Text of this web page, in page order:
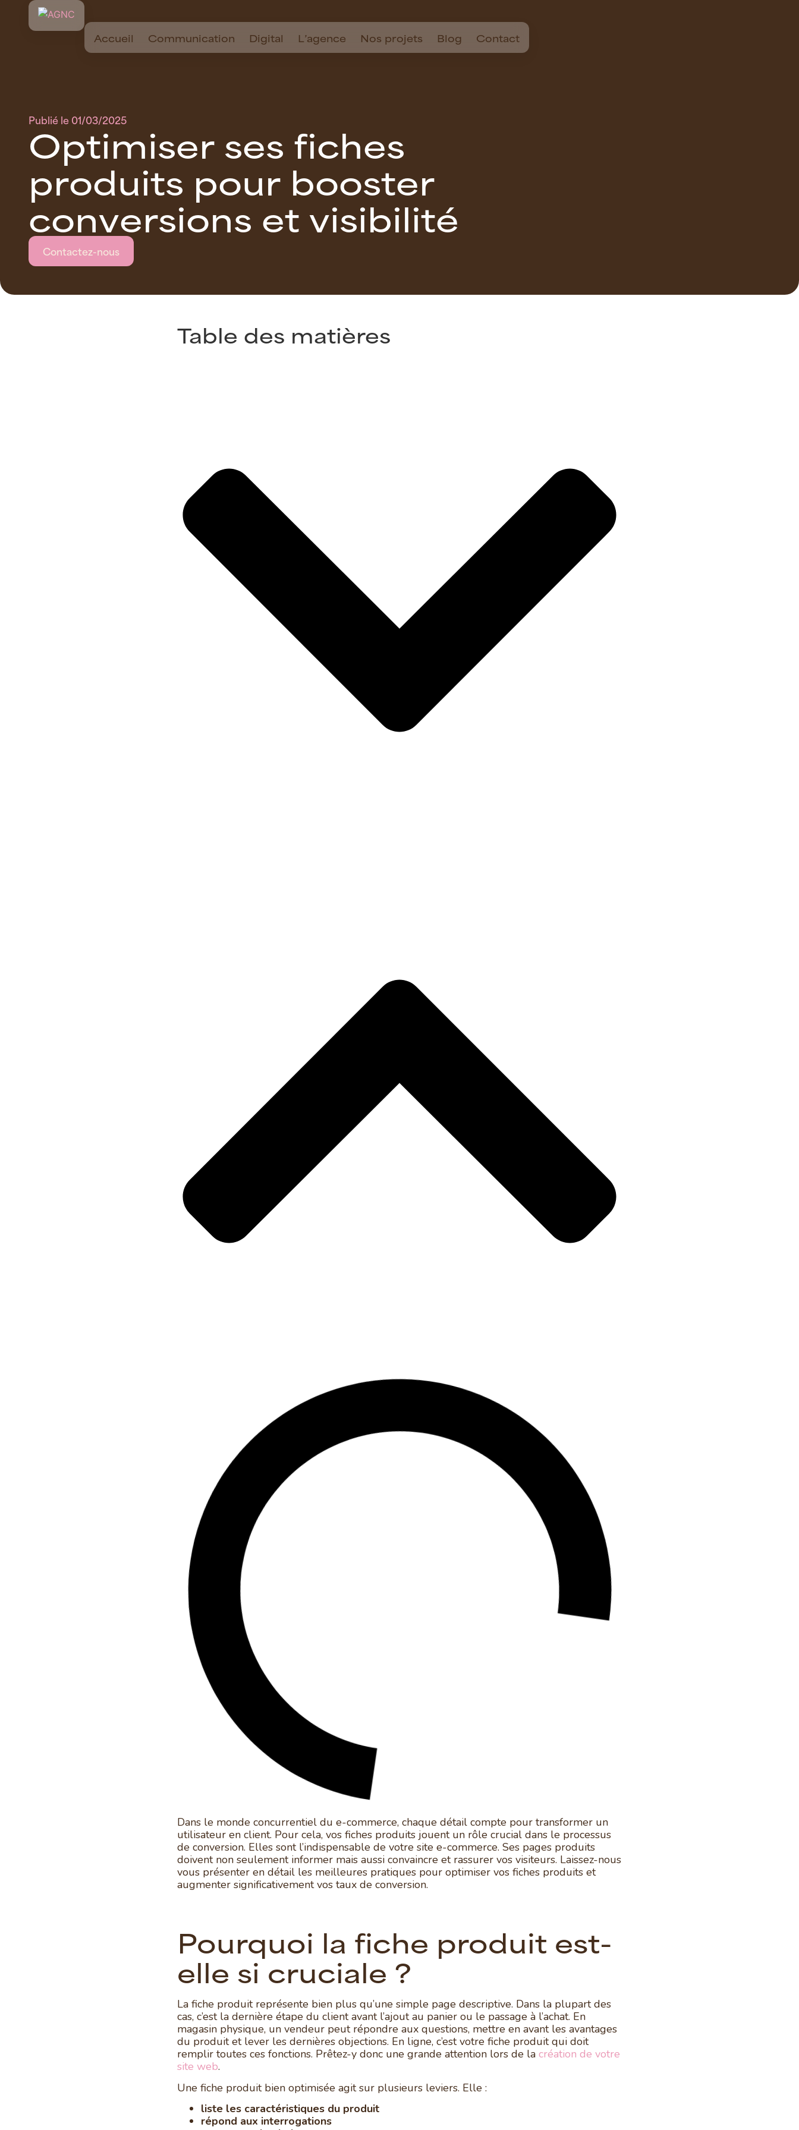
Accueil Communication Digital L’agence Nos projets Blog Contact
Publié le01/03/2025
Optimiser ses fiches
produits pour booster
conversions et visibilité
Contactez-nous
Table des matières
Dans le monde concurrentiel du e-commerce, chaque détail compte pour transformer un
utilisateur en client. Pour cela, vos fiches produits jouent un rôle crucial dans le processus
de conversion. Elles sont l’indispensable de votre site e-commerce. Ses pages produits
doivent non seulement informer mais aussi convaincre et rassurer vos visiteurs. Laissez-nous
vous présenter en détail les meilleures pratiques pour optimiser vos fiches produits et
augmenter significativement vos taux de conversion.
Pourquoi la fiche produit est-
elle si cruciale ?
La fiche produit représente bien plus qu’une simple page descriptive. Dans la plupart des
cas, c’est la dernière étape du client avant l’ajout au panier ou le passage à l’achat. En
magasin physique, un vendeur peut répondre aux questions, mettre en avant les avantages
du produit et lever les dernières objections. En ligne, c’est votre fiche produit qui doit
remplir toutes ces fonctions. Prêtez-y donc une grande attention lors de la création de votre
site web.
Une fiche produit bien optimisée agit sur plusieurs leviers. Elle :
liste les caractéristiques du produit
répond aux interrogations